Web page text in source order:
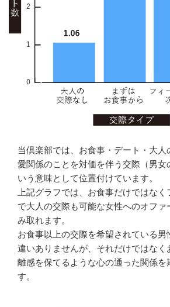
当倶楽部では、お食事・デート・大人
愛関係のことを対価を伴う交際（男女
いう意味として位置付けています。
上記グラフでは、お食事だけではな
で大人の交際も可能な女性へのオファ
み取れます。
お食事以上の交際を希望されている男
違いありませんが、それだけではなく
離感を保てるような心の通った関係を
す。